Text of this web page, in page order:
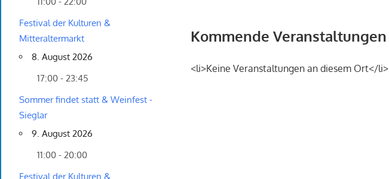
Kommende Veranstaltungen
<li>Keine Veranstaltungen an diesem Ort</li>
Festival der Kulturen &
Mitteraltermarkt
8. August 2026
17:00 - 23:45
Sommer findet statt & Weinfest -
Sieglar
9. August 2026
11:00 - 20:00
Festival der Kulturen &